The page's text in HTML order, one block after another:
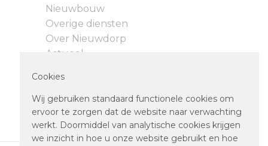
Nieuwbouw
Overige diensten
Over Nieuwdorp
Actueel
Privacyverklaring
Cookievoorkeuren
Cookies
Wij gebruiken standaard functionele cookies om
ervoor te zorgen dat de website naar verwachting
werkt. Doormiddel van analytische cookies krijgen
we inzicht in hoe u onze website gebruikt en hoe